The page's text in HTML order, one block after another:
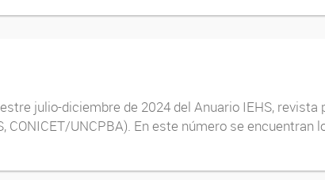
julio-diciembre de 2024 del Anuario IEHS,
UNCPBA). En este número se encuentran